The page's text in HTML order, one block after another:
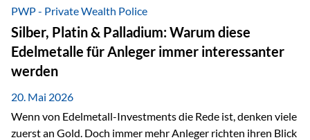
monetäre Rolle zurück Gold erlebt derzeit eine
bemerkenswerte Renaissance als monetärer Wertspeicher.
Treiber sind Rekordkäufe der Zentralbanken, geopolitische
Spannungen und ein schleichender Vertrauensverlust in
ungedeckte Papierwährungen. Wie groß dieser
Vertrauensverlust ausfällt, zeigt ein nüchterner
PWP - Private Wealth Police
Silber, Platin & Palladium: Warum diese
Edelmetalle für Anleger immer interessanter
werden
20. Mai 2026
Wenn von Edelmetall-Investments die Rede ist, denken viele
zuerst an Gold. Doch immer mehr Anleger richten ihren Blick